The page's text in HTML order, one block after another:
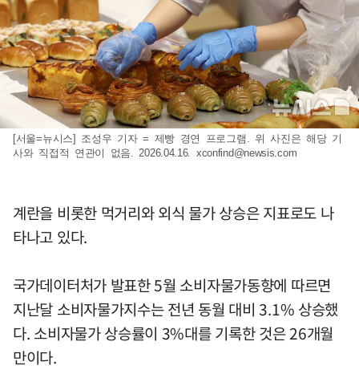
[서울=뉴시스] 조성우 기자 = 제빵 경연 프로그램. 위 사진은 해당 기
사와 직접적 연관이 없음. 2026.04.16. xconfind@newsis.com
계란을 비롯한 먹거리와 외식 물가 상승은 지표로도 나
타나고 있다.
국가데이터처가 발표한 5월 소비자물가동향에 따르면
지난달 소비자물가지수는 전년 동월 대비 3.1% 상승했
다. 소비자물가 상승률이 3%대를 기록한 것은 26개월
만이다.